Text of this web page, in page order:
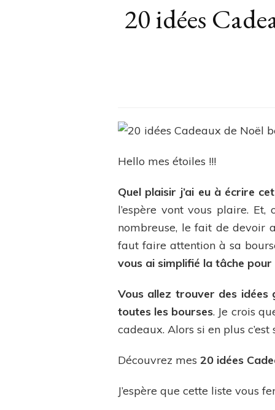
20 idées
Hello mes étoiles !!!
Quel plaisir j’ai eu à écrire
l’espère vont vous plaire.
nombreuse, le fait de devoir
faut faire attention à sa
vous ai simplifié la tâche
Vous allez trouver des
toutes les bourses. Je crois
cadeaux. Alors si en plus
Découvrez mes 20 idées
J’espère que cette liste vous